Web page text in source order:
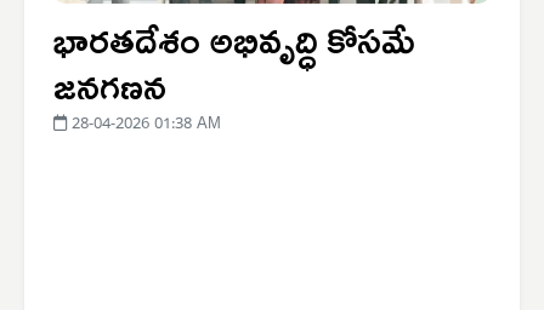
భారతదేశం అభివృద్ధి కోసమే
జనగణన
28-04-2026 01:38 AM